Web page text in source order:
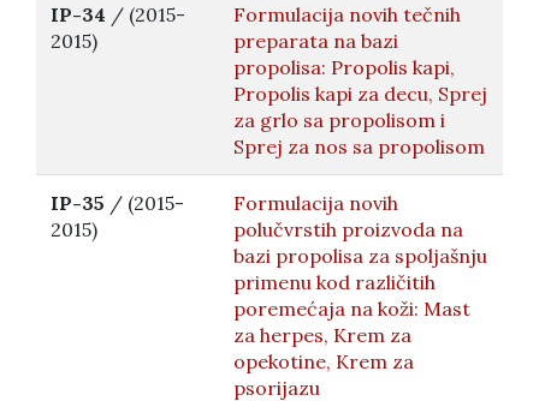
IP-34 / (2015-
2015)
Formulacija novih tečnih
preparata na bazi
propolisa: Propolis kapi,
Propolis kapi za decu, Sprej
za grlo sa propolisom i
Sprej za nos sa propolisom
IP-35 / (2015-
2015)
Formulacija novih
polučvrstih proizvoda na
bazi propolisa za spoljašnju
primenu kod različitih
poremećaja na koži: Mast
za herpes, Krem za
opekotine, Krem za
psorijazu